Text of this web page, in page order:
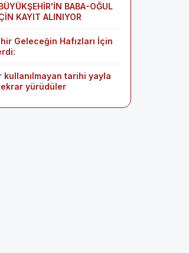
BABA-OĞUL
KAYIT ALINIYOR
Geleceğin Hafızları İçin
kullanılmayan tarihi yayla
yürüdüler